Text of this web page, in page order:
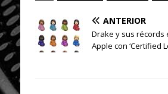
ANTERIOR
Drake y sus récords
Apple con ‘Certified